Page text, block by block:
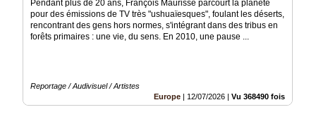
Médias
Inscription
Pendant plus de 20 ans, François Maurisse parcourt la planète
pour des émissions de TV très "ushuaïesques", foulant les déserts,
rencontrant des gens hors normes, s'intégrant dans des tribus en
forêts primaires : une vie, du sens. En 2010, une pause ...
Reportage / Audivisuel / Artistes
Europe
12/07/2026 Vu 368490 fois